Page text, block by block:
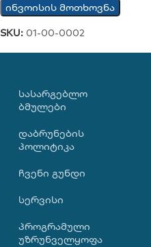
ინვოისის მოთხოვნა
SKU: 01-00-0002
ᲡᲐᲡᲐᲠᲒᲔᲑᲚᲝ
ᲑᲛᲣᲚᲔᲑᲘ
დაბრუნების
პოლიტიკა
ჩვენი გუნდი
სერვისი
პროგრამული
უზრუნველყოფა